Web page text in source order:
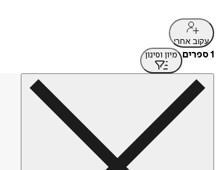
עקוב אחרי
1 ספרים מיון וסינון